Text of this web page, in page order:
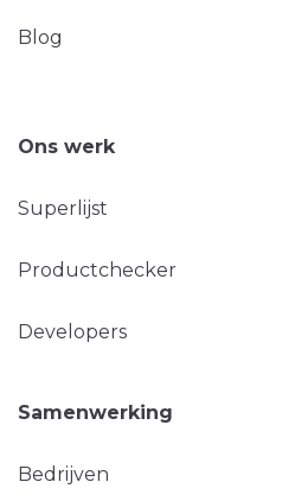
Blog
Ons werk
Superlijst
Productchecker
Developers
Samenwerking
Bedrijven